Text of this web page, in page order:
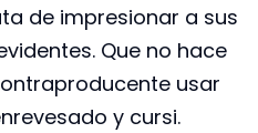
de impresionar a sus
Que no hace
usar
y cursi.